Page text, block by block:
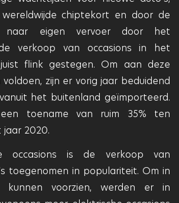
chiptekort en door de
naar eigen vervoer door het
verkoop van occasions in het
flink gestegen. Om aan deze
zijn er vorig jaar beduidend
het buitenland geïmporteerd.
toename van ruim 35% ten
2020.
occasions is de verkoop van
toegenomen in populariteit. Om in
voorzien, werden er in